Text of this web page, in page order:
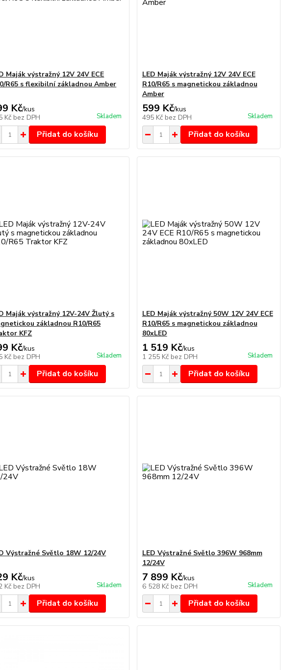
Maják výstražný 12V 24V ECE
R65 s flexibilní základnou Amber
Kč/kus
Kč bez DPH Skladem
Přidat do košíku
LED Maják výstražný 12V 24V ECE
R10/R65 s magnetickou základnou
Amber
599 Kč/kus
495 Kč bez DPH Skladem
Přidat do košíku
Maják výstražný 12V-24V Žlutý s
základnou R10/R65
KFZ
Kč/kus
Kč bez DPH Skladem
Přidat do košíku
LED Maják výstražný 50W 12V 24V ECE
R10/R65 s magnetickou základnou
80xLED
1 519 Kč/kus
1 255 Kč bez DPH Skladem
Přidat do košíku
Výstražné Světlo 18W 12/24V
Kč/kus
Kč bez DPH Skladem
Přidat do košíku
LED Výstražné Světlo 396W 968mm
12/24V
7 899 Kč/kus
6 528 Kč bez DPH Skladem
Přidat do košíku